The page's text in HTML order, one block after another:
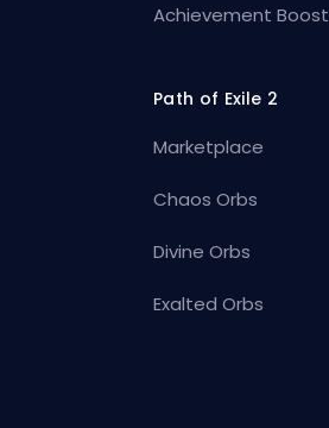
Achievement Boost
Path of Exile 2
Marketplace
Chaos Orbs
Divine Orbs
Exalted Orbs